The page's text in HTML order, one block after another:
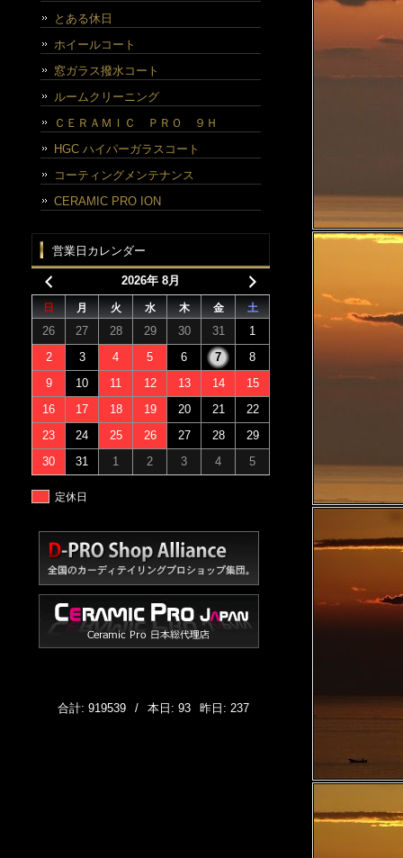
とある休日
ホイールコート
窓ガラス撥水コート
ルームクリーニング
ＣＥＲＡＭＩＣ ＰＲＯ ９Ｈ
HGC ハイパーガラスコート
コーティングメンテナンス
CERAMIC PRO ION
営業日カレンダー
2026年 8月
日 月 火 水 木 金 土
26 27 28 29 30 31
1
2
3 4 5 6 7
8
9
10 11 12 13 14
15
16
17 18 19 20 21
22
23
24 25 26 27 28
29
30
31 1 2 3 4 5
定休日
合計: 919539 / 本日: 93 昨日: 237